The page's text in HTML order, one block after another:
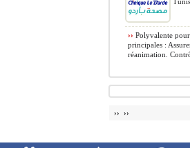
›› Polyvalente
principales :
réanimation.
›› ››